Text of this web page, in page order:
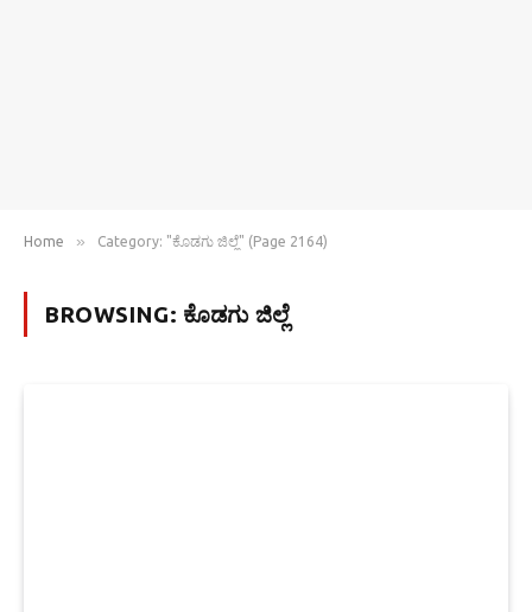
Home » Category: "ಕೊಡಗು ಜಿಲ್ಲೆ" (Page 2164)
BROWSING: ಕೊಡಗು ಜಿಲ್ಲೆ